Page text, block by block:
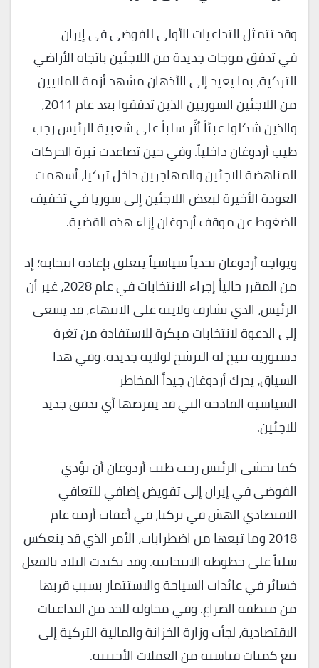
وقد تتمثل التداعيات الأولى للفوضى في إيران
في تدفق موجات جديدة من اللاجئين باتجاه الأراضي
التركية، بما يعيد إلى الأذهان مشهد أزمة الملايين
من اللاجئين السوريين الذين تدفقوا بعد عام 2011،
والذين شكلوا عبئاً أثّر سلباً على شعبية الرئيس رجب
طيب أردوغان داخلياً. وفي حين تصاعدت نبرة الحركات
المناهضة للاجئين والمهاجرين داخل تركيا، أسهمت
العودة الأخيرة لبعض اللاجئين إلى سوريا في تخفيف
الضغوط عن موقف أردوغان إزاء هذه القضية.
ويواجه أردوغان تحدياً سياسياً يتعلق بإعادة انتخابه؛ إذ
من المقرر حالياً إجراء الانتخابات في عام 2028، غير أن
الرئيس، الذي تشارف ولايته على الانتهاء، قد يسعى
إلى الدعوة لانتخابات مبكرة للاستفادة من ثغرة
دستورية تتيح له الترشح لولاية جديدة. وفي هذا
السياق، يدرك أردوغان جيداً المخاطر
السياسية الفادحة التي قد يفرضها أي تدفق جديد
للاجئين.
كما يخشى الرئيس رجب طيب أردوغان أن تؤدي
الفوضى في إيران إلى تقويض إضافي للتعافي
الاقتصادي الهش في تركيا، في أعقاب أزمة عام
2018 وما تبعها من اضطرابات، الأمر الذي قد ينعكس
سلباً على حظوظه الانتخابية. وقد تكبدت البلاد بالفعل
خسائر في عائدات السياحة والاستثمار بسبب قربها
من منطقة الصراع. وفي محاولة للحد من التداعيات
الاقتصادية، لجأت وزارة الخزانة والمالية التركية إلى
بيع كميات قياسية من العملات الأجنبية.